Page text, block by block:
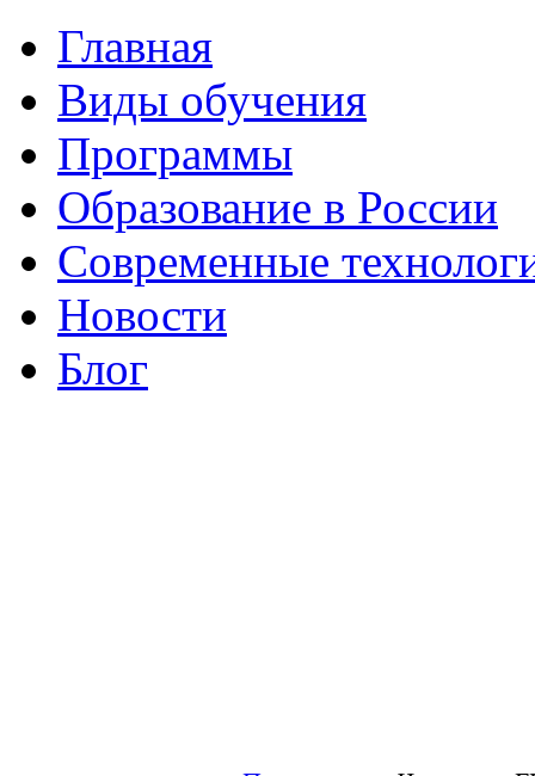
Главная
Виды обучения
Программы
Образование в России
Современные
Новости
Блог